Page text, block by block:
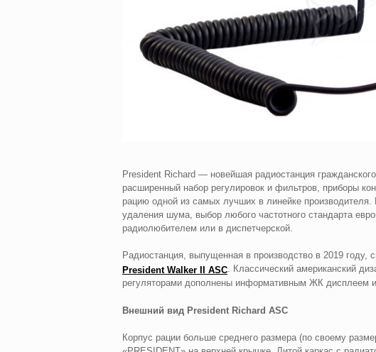
President Richard — новейшая радиостанция
расширенный набор регулировок и фильтров, приборы
рацию одной из самых лучших в линейке производителя.
удаления шума, выбор любого частотного стандарта
радиолюбителем или в диспетчерской.
Радиостанция, выпущенная в производство в 2019
President Walker II ASC . Классический американский
регуляторами дополнены информативным ЖК дисплеем
Внешний вид President Richard ASC
Корпус рации больше среднего размера (по своему